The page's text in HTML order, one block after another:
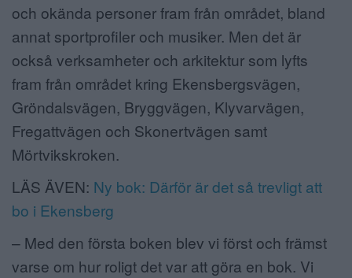
och okända personer fram från området, bland
annat sportprofiler och musiker. Men det är
också verksamheter och arkitektur som lyfts
fram från området kring Ekensbergsvägen,
Gröndalsvägen, Bryggvägen, Klyvarvägen,
Fregattvägen och Skonertvägen samt
Mörtvikskroken.
LÄS ÄVEN: Ny bok: Därför är det så trevligt att
bo i Ekensberg
– Med den första boken blev vi först och främst
varse om hur roligt det var att göra en bok. Vi